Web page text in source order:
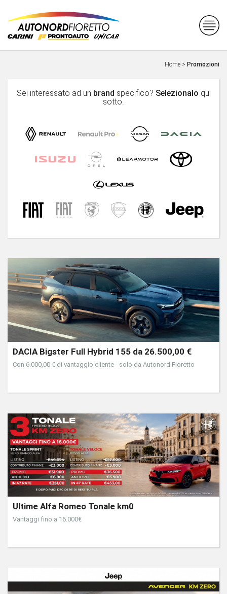
Home > Promozioni
Sei interessato ad un brand specifico? Selezionalo qui
sotto.
DACIA Bigster Full Hybrid 155 da 26.500,00 €
Con 6.000,00 € di vantaggio cliente - solo da Autonord Fioretto
Ultime Alfa Romeo Tonale km0
Vantaggi fino a 16.000€